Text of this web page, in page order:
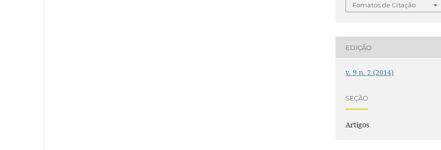
Fomatos de Citação
EDIÇÃO
v. 9 n. 2 (2014)
SEÇÃO
Artigos